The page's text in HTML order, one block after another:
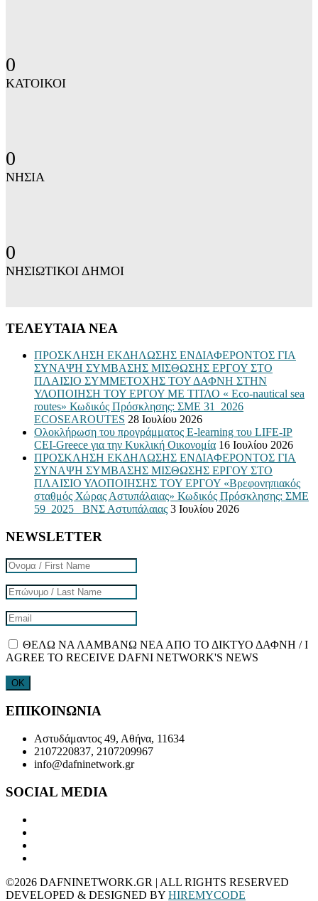
0
ΚΑΤΟΙΚΟΙ
0
ΝΗΣΙΑ
0
ΝΗΣΙΩΤΙΚΟΙ ΔΗΜΟΙ
ΤΕΛΕΥΤΑΙΑ ΝΕΑ
ΠΡΟΣΚΛΗΣΗ ΕΚΔΗΛΩΣΗΣ ΕΝΔΙΑΦΕΡΟΝΤΟΣ ΓΙΑ
ΣΥΝΑΨΗ ΣΥΜΒΑΣΗΣ ΜΙΣΘΩΣΗΣ ΕΡΓΟΥ ΣΤΟ
ΠΛΑΙΣΙΟ ΣΥΜΜΕΤΟΧΗΣ ΤΟΥ ΔΑΦΝΗ ΣΤΗΝ
ΥΛΟΠΟΙΗΣΗ ΤΟΥ ΕΡΓΟΥ ΜΕ ΤΙΤΛΟ « Eco-nautical sea
routes» Κωδικός Πρόσκλησης: ΣΜΕ 31_2026
ECOSEAROUTES 28 Ιουλίου 2026
Ολοκλήρωση του προγράμματος E-learning του LIFE-IP
CEI-Greece για την Κυκλική Οικονομία 16 Ιουλίου 2026
ΠΡΟΣΚΛΗΣΗ ΕΚΔΗΛΩΣΗΣ ΕΝΔΙΑΦΕΡΟΝΤΟΣ ΓΙΑ
ΣΥΝΑΨΗ ΣΥΜΒΑΣΗΣ ΜΙΣΘΩΣΗΣ ΕΡΓΟΥ ΣΤΟ
ΠΛΑΙΣΙΟ ΥΛΟΠΟΙΗΣΗΣ ΤΟΥ ΕΡΓΟΥ «Βρεφονηπιακός
σταθμός Χώρας Αστυπάλαιας» Κωδικός Πρόσκλησης: ΣΜΕ
59_2025_ ΒΝΣ Αστυπάλαιας 3 Ιουλίου 2026
NEWSLETTER
ΘΕΛΩ ΝΑ ΛΑΜΒΑΝΩ ΝΕΑ ΑΠΟ ΤΟ ΔΙΚΤΥΟ ΔΑΦΝΗ / I
AGREE TO RECEIVE DAFNI NETWORK'S NEWS
ΕΠΙΚΟΙΝΩΝΙΑ
Αστυδάμαντος 49, Αθήνα, 11634
2107220837, 2107209967
info@dafninetwork.gr
SOCIAL MEDIA
©2026 DAFNINETWORK.GR | ALL RIGHTS RESERVED
DEVELOPED & DESIGNED BY HIREMYCODE